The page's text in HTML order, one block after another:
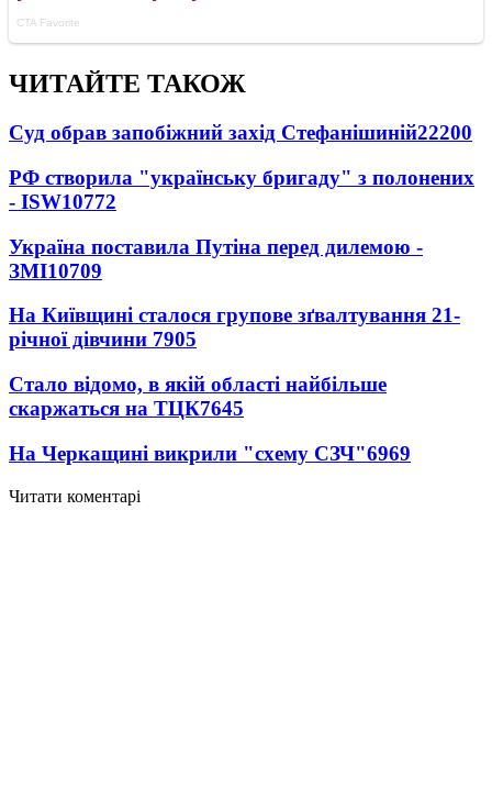
ЧИТАЙТЕ ТАКОЖ
Суд обрав запобіжний захід Стефанішиній22200
РФ створила "українську бригаду" з полонених
- ISW10772
Україна поставила Путіна перед дилемою -
ЗМІ10709
На Київщині сталося групове зґвалтування 21-
річної дівчини 7905
Стало відомо, в якій області найбільше
скаржаться на ТЦК7645
На Черкащині викрили "схему СЗЧ"6969
Читати коментарі